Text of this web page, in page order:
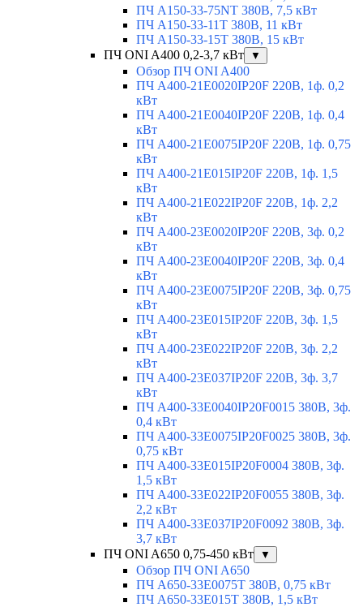
ПЧ A150-33-75NT 380В, 7,5 кВт
ПЧ A150-33-11T 380В, 11 кВт
ПЧ A150-33-15T 380В, 15 кВт
ПЧ ONI A400 0,2-3,7 кВт
▼
Обзор ПЧ ONI A400
ПЧ A400-21E0020IP20F 220В, 1ф. 0,2
кВт
ПЧ A400-21E0040IP20F 220В, 1ф. 0,4
кВт
ПЧ A400-21E0075IP20F 220В, 1ф. 0,75
кВт
ПЧ A400-21E015IP20F 220В, 1ф. 1,5
кВт
ПЧ A400-21E022IP20F 220В, 1ф. 2,2
кВт
ПЧ A400-23E0020IP20F 220В, 3ф. 0,2
кВт
ПЧ A400-23E0040IP20F 220В, 3ф. 0,4
кВт
ПЧ A400-23E0075IP20F 220В, 3ф. 0,75
кВт
ПЧ A400-23E015IP20F 220В, 3ф. 1,5
кВт
ПЧ A400-23E022IP20F 220В, 3ф. 2,2
кВт
ПЧ A400-23E037IP20F 220В, 3ф. 3,7
кВт
ПЧ A400-33E0040IP20F0015 380В, 3ф.
0,4 кВт
ПЧ A400-33E0075IP20F0025 380В, 3ф.
0,75 кВт
ПЧ A400-33E015IP20F0004 380В, 3ф.
1,5 кВт
ПЧ A400-33E022IP20F0055 380В, 3ф.
2,2 кВт
ПЧ A400-33E037IP20F0092 380В, 3ф.
3,7 кВт
ПЧ ONI A650 0,75-450 кВт
▼
Обзор ПЧ ONI A650
ПЧ A650-33E0075T 380В, 0,75 кВт
ПЧ A650-33E015T 380В, 1,5 кВт